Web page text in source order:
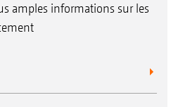
amples informations sur les